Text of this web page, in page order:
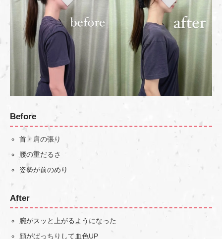
Before
首・肩の張り
腰の重だるさ
姿勢が前のめり
After
腕がスッと上がるようになった
顔がぱっちりして血色UP